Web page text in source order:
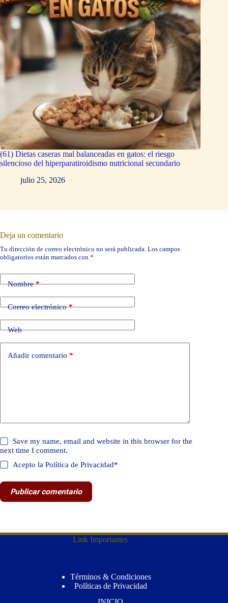
(61) Dietas caseras mal balanceadas en gatos: el riesgo
silencioso del hiperparatiroidismo nutricional secundario
julio 25, 2026
Deja un comentario
Tu dirección de correo electrónico no será publicada. Los campos
obligatorios están marcados con *
Nombre*
Correo electrónico*
Web
Añadir comentario *
Save my name, email and website in this browser for the
next time I comment.
Acepto la Política de Privacidad*
Publicar comentario
Link Importantes
Términos & Condiciones
Políticas de Privacidad